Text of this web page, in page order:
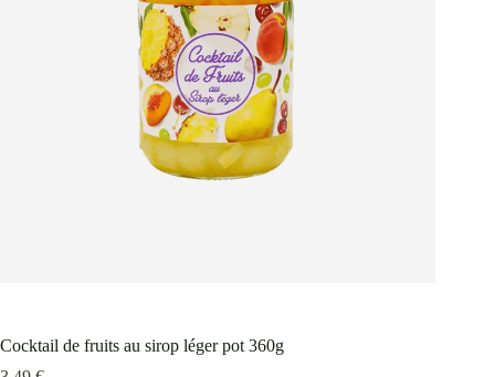
Cocktail de fruits au sirop léger pot 360g